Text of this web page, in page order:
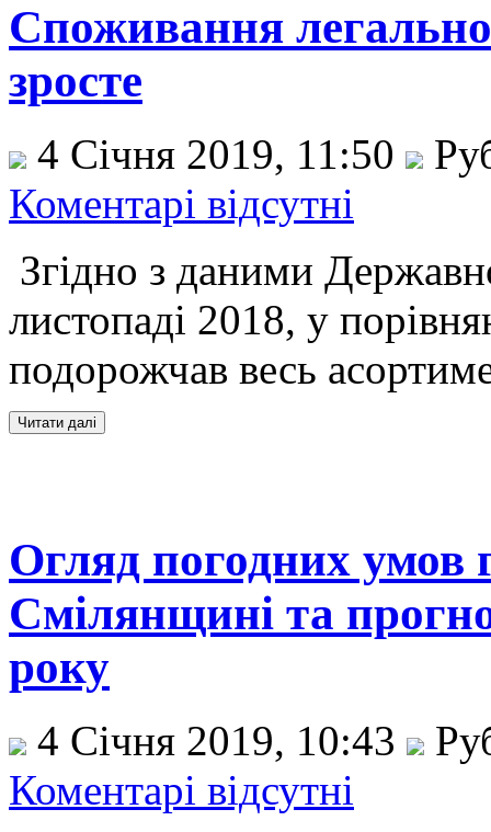
Споживання
зросте
4 Січня 2019, 11:50
Коментарі відсутні
Згідно з даними
листопаді 2018, у
подорожчав весь
Огляд погодних умов
Смілянщині та
року
4 Січня 2019, 10:43
Коментарі відсутні